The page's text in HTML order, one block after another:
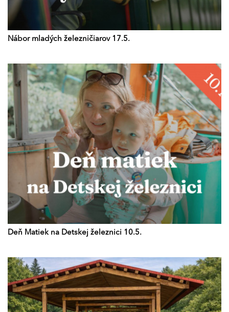
Nábor mladých železničiarov 17.5.
Deň Matiek na Detskej železnici 10.5.